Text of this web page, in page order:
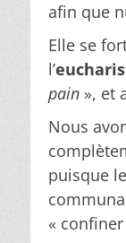
afin que
Elle se
l’
pain », et
Nous
puisque
«